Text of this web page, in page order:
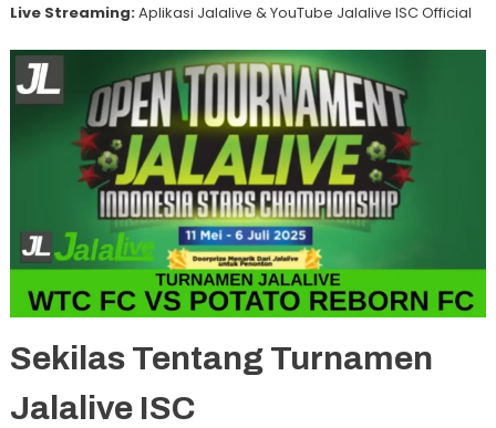
Live Streaming:Aplikasi Jalalive & YouTube Jalalive ISC Official
Sekilas Tentang Turnamen
Jalalive ISC